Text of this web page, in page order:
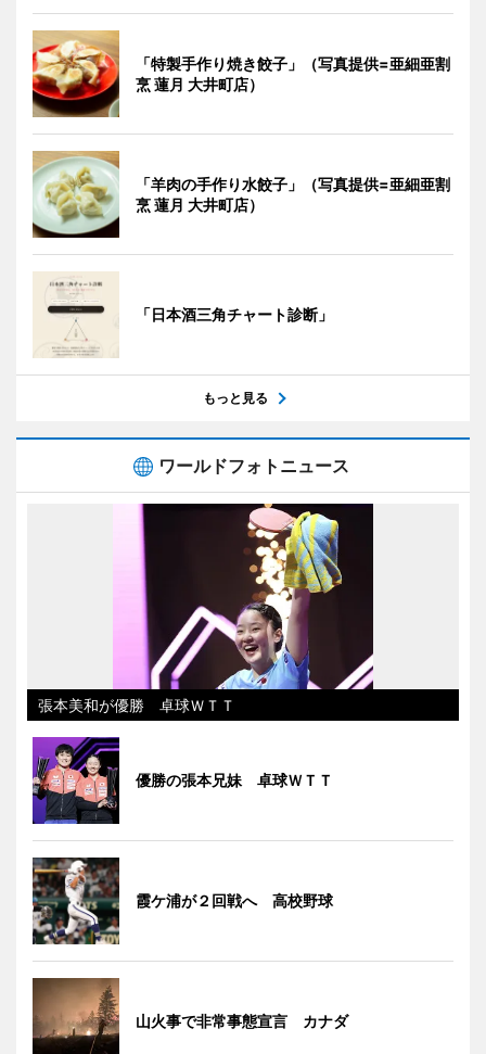
「特製手作り焼き餃子」（写真提供=亜細亜割
烹 蓮月 大井町店）
「羊肉の手作り水餃子」（写真提供=亜細亜割
烹 蓮月 大井町店）
「日本酒三角チャート診断」
もっと見る
ワールドフォトニュース
張本美和が優勝 卓球ＷＴＴ
優勝の張本兄妹 卓球ＷＴＴ
霞ケ浦が２回戦へ 高校野球
山火事で非常事態宣言 カナダ